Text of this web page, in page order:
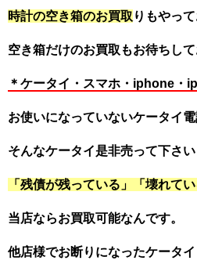
時計の空き箱のお買取 りもやっ
空き箱だけのお買取もお待ちして
＊ケータイ・スマホ・iphone・
お使いになっていないケータイ
そんなケータイ是非売って下さい
「 残債が残っている」「壊れてい
当店ならお買取可能なんです。
他店様でお断りになったケータ